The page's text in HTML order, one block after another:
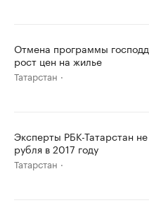
Отмена программы
рост цен на жилье
Татарстан
Эксперты РБК-Татарстан
рубля в 2017 году
Татарстан